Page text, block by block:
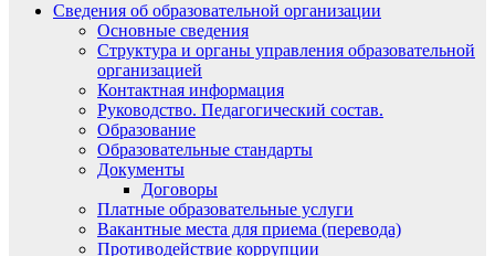
Сведения об образовательной организации
Основные сведения
Структура и органы управления образовательной
организацией
Контактная информация
Руководство. Педагогический состав.
Образование
Образовательные стандарты
Документы
Договоры
Платные образовательные услуги
Вакантные места для приема (перевода)
Противодействие коррупции